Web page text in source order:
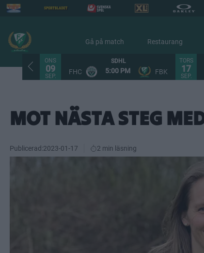
Gå på match Restaurang
ONS
09
SEP.
SDHL
FHC 5:00 PM FBK
TORS
17
SEP.
MOT NÄSTA STEG
Publicerad:2023-01-17 2 min läsning